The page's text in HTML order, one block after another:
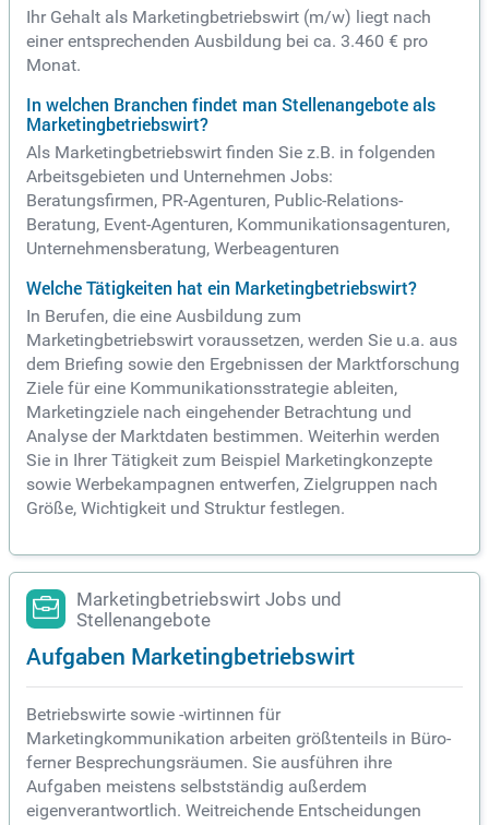
Ihr Gehalt als Marketingbetriebswirt (m/w) liegt nach
einer entsprechenden Ausbildung bei ca. 3.460 € pro
Monat.
In welchen Branchen findet man Stellenangebote als
Marketingbetriebswirt?
Als Marketingbetriebswirt finden Sie z.B. in folgenden
Arbeitsgebieten und Unternehmen Jobs:
Beratungsfirmen, PR-Agenturen, Public-Relations-
Beratung, Event-Agenturen, Kommunikationsagenturen,
Unternehmensberatung, Werbeagenturen
Welche Tätigkeiten hat ein Marketingbetriebswirt?
In Berufen, die eine Ausbildung zum
Marketingbetriebswirt voraussetzen, werden Sie u.a. aus
dem Briefing sowie den Ergebnissen der Marktforschung
Ziele für eine Kommunikationsstrategie ableiten,
Marketingziele nach eingehender Betrachtung und
Analyse der Marktdaten bestimmen. Weiterhin werden
Sie in Ihrer Tätigkeit zum Beispiel Marketingkonzepte
sowie Werbekampagnen entwerfen, Zielgruppen nach
Größe, Wichtigkeit und Struktur festlegen.
Marketingbetriebswirt Jobs und
Stellenangebote
Aufgaben Marketingbetriebswirt
Betriebswirte sowie -wirtinnen für
Marketingkommunikation arbeiten größtenteils in Büro-
ferner Besprechungsräumen. Sie ausführen ihre
Aufgaben meistens selbstständig außerdem
eigenverantwortlich. Weitreichende Entscheidungen